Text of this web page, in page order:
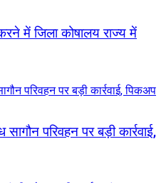
में जिला कोषालय राज्य में
परिवहन पर बड़ी कार्रवाई,